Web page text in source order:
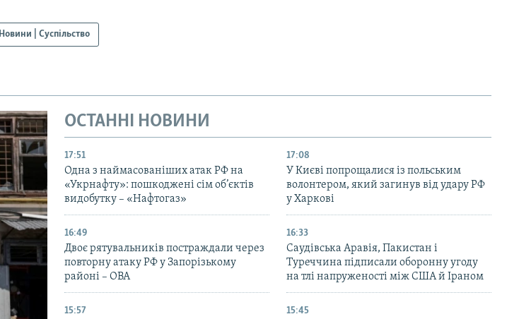
Новини | Суспільство
ОСТАННІ НОВИНИ
17:51
Одна з наймасованіших атак РФ на
«Укрнафту»: пошкоджені сім об’єктів
видобутку – «Нафтогаз»
17:08
У Києві попрощалися із польським
волонтером, який загинув від удару РФ
у Харкові
16:49
Двоє рятувальників постраждали через
повторну атаку РФ у Запорізькому
районі – ОВА
16:33
Саудівська Аравія, Пакистан і
Туреччина підписали оборонну угоду
на тлі напруженості між США й Іраном
15:57 15:45